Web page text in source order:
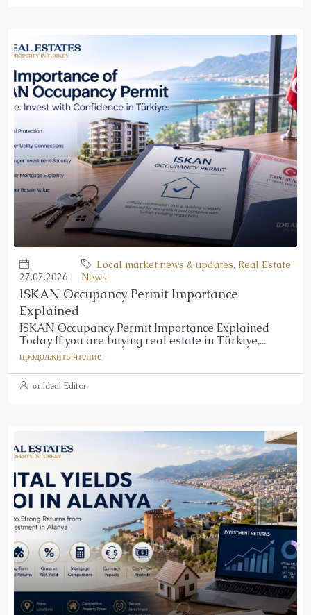
27.07.2026
Local market news & updates, Real Estate
News
ISKAN Occupancy Permit Importance
Explained
ISKAN Occupancy Permit Importance Explained
Today If you are buying real estate in Türkiye,...
продолжить чтение
от Ideal Editor